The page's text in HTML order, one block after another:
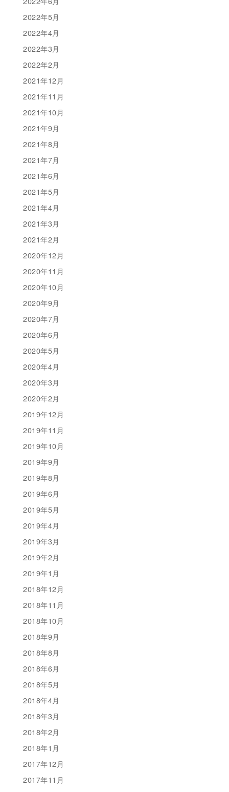
2022年5月
2022年4月
2022年3月
2022年2月
2021年12月
2021年11月
2021年10月
2021年9月
2021年8月
2021年7月
2021年6月
2021年5月
2021年4月
2021年3月
2021年2月
2020年12月
2020年11月
2020年10月
2020年9月
2020年7月
2020年6月
2020年5月
2020年4月
2020年3月
2020年2月
2019年12月
2019年11月
2019年10月
2019年9月
2019年8月
2019年6月
2019年5月
2019年4月
2019年3月
2019年2月
2019年1月
2018年12月
2018年11月
2018年10月
2018年9月
2018年8月
2018年6月
2018年5月
2018年4月
2018年3月
2018年2月
2018年1月
2017年12月
2017年11月